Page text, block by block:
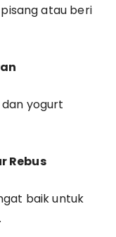
atau beri
yogurt
Rebus
baik untuk